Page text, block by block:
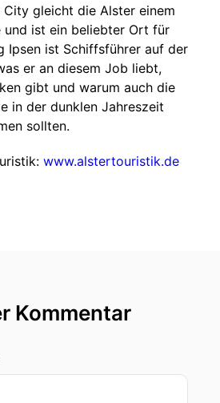
City gleicht die Alster einem
und ist ein beliebter Ort für
Ipsen ist Schiffsführer auf der
er an diesem Job liebt,
gibt und warum auch die
in der dunklen Jahreszeit
sollten.
www.alstertouristik.de
Kommentar